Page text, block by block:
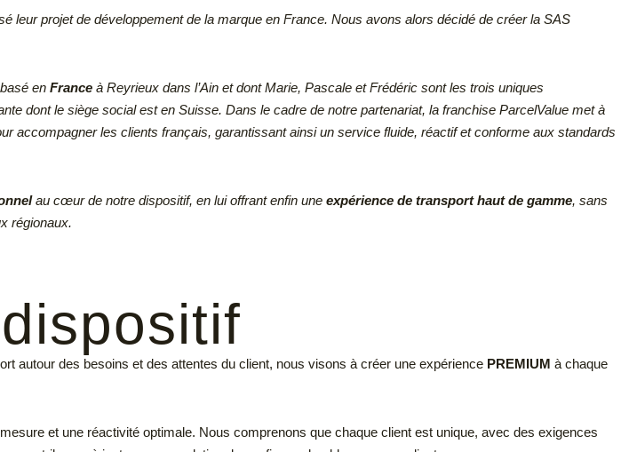
projet de développement de la marque en France. Nous avons alors décidé de créer la SAS
en France à Reyrieux dans l’Ain et dont Marie, Pascale et Frédéric sont les trois uniques
dont le siège social est en Suisse. Dans le cadre de notre partenariat, la franchise ParcelValue met à
accompagner les clients français, garantissant ainsi un service fluide, réactif et conforme aux standards
au cœur de notre dispositif, en lui offrant enfin une expérience de transport haut de gamme, sans
régionaux.
autour des besoins et des attentes du client, nous visons à créer une expérience PREMIUM à chaque
et une réactivité optimale. Nous comprenons que chaque client est unique, avec des exigences